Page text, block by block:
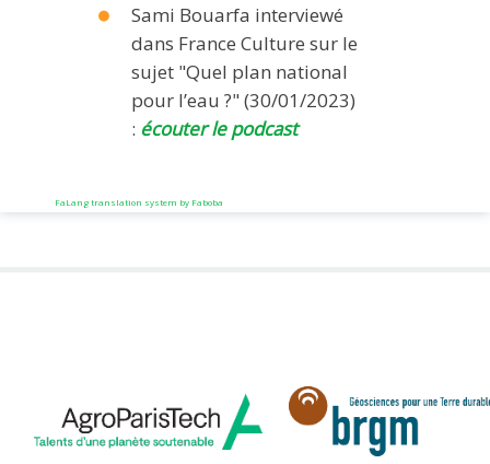
Sami Bouarfa interviewé
dans France Culture sur le
sujet "Quel plan national
pour l’eau ?" (30/01/2023)
: écouter le podcast
FaLang translation system by Faboba